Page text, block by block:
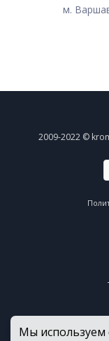
м.
2009-2022 ©
Мы